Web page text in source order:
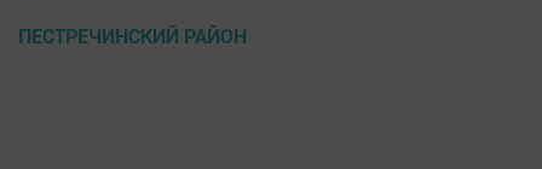
ПЕСТРЕЧИНСКИЙ РАЙОН